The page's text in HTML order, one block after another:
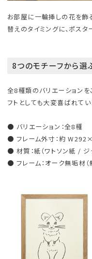
お部屋に一輪挿しの花を飾
替えのタイミングに、ポス
8つのモチーフから選
全8種類のバリエーションを
フトとしても大変喜ばれてい
● バリエーション：全8種
● フレーム外寸：約
● 材質：紙（ワトソン紙 / ジ
● フレーム：オーク無垢材（